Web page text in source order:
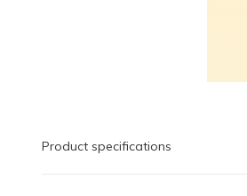
Product specifications